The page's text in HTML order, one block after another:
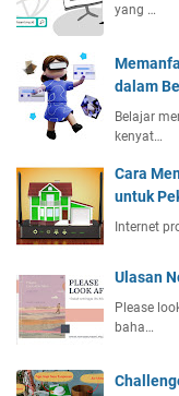
yang …
dalam
Belajar
kenyat…
Cara
untuk
Internet
Ulasan
Please
baha…